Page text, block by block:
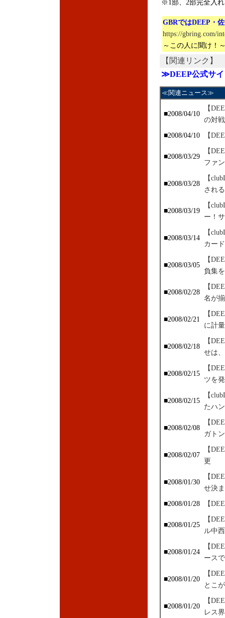
※1部、2部完全入
GBRではDEEP・
https://gbring.com/
～この人に聞け！
【関連リンク】
≫DEEP公式サイ
≪関連ニュース≫
■2008/04/10
【
の対
■2008/04/10 【
■2008/03/29
【
ファ
■2008/03/28
【
され
■2008/03/19
【
ー！
■2008/03/14
【
カー
■2008/03/05
【
負集
■2008/02/28
【
名が
■2008/02/21
【
に計
■2008/02/18
【
せは
■2008/02/15
【
ツを
■2008/02/15
【
たハ
■2008/02/08
【
ガト
■2008/02/07
【
更
■2008/01/30
【
せ決
■2008/01/28 【
■2008/01/25
【
ル中
■2008/01/24
【
ース
■2008/01/20
【
とこ
■2008/01/20
【
レス